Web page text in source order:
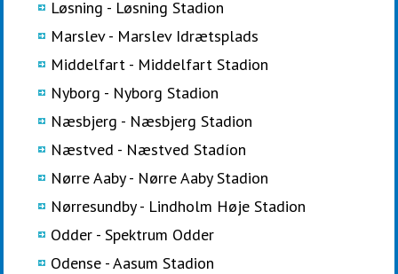
Løsning - Løsning Stadion
Marslev - Marslev Idrætsplads
Middelfart - Middelfart Stadion
Nyborg - Nyborg Stadion
Næsbjerg - Næsbjerg Stadion
Næstved - Næstved Stadíon
Nørre Aaby - Nørre Aaby Stadion
Nørresundby - Lindholm Høje Stadion
Odder - Spektrum Odder
Odense - Aasum Stadion